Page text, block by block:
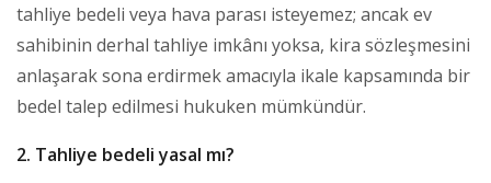
tahliye bedeli veya hava parası isteyemez; ancak ev
sahibinin derhal tahliye imkânı yoksa, kira sözleşmesini
anlaşarak sona erdirmek amacıyla ikale kapsamında bir
bedel talep edilmesi hukuken mümkündür.
2. Tahliye bedeli yasal mı?